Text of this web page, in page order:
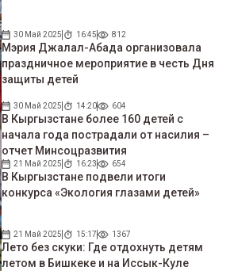
30 Май 2025 16:45 812
Мэрия Джалал-Абада организовала
праздничное мероприятие в честь Дня
защиты детей
30 Май 2025 14:20 604
В Кыргызстане более 160 детей с
начала года пострадали от насилия –
отчет Минсоцразвития
21 Май 2025 16:23 654
В Кыргызстане подвели итоги
конкурса «Экология глазами детей»
21 Май 2025 15:17 1367
Лето без скуки: Где отдохнуть детям
летом в Бишкеке и на Иссык-Куле